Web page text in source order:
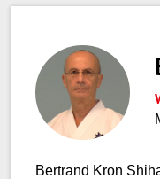
Bertrand Kron